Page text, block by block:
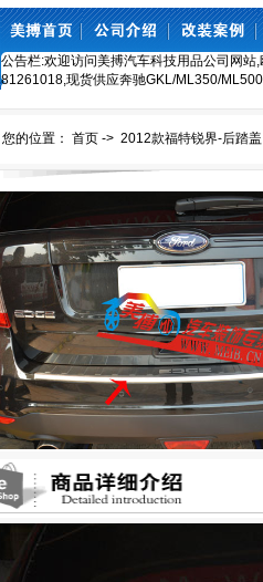
公告栏:欢迎访问美搏汽车科技用品公司网
81261018,现货供应奔驰GKL/ML350/
您的位置： 首页 -> 2012款福特锐界-后踏盖